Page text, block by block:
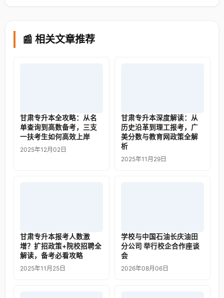
📰 相关文章推荐
甘肃专升本全攻略：从名
单查询到高数备考，三支
一扶考生如何高效上岸
2025年12月02日
甘肃专升本深度解读：从
历史沿革到理工报考，广
美分数与教育网政策全解
析
2025年11月29日
甘肃专升本报考人数激
增？扩招政策+院校招聘全
解读，备考必看攻略
2025年11月25日
学校与中国石油长庆油田
分公司 举行校企合作座谈
会
2026年08月06日